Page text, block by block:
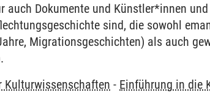
auch Dokumente und Künstler*innen
sind, die sowohl
Migrationsgeschichten) als auch
Kulturwissenschaften - Einführung in die